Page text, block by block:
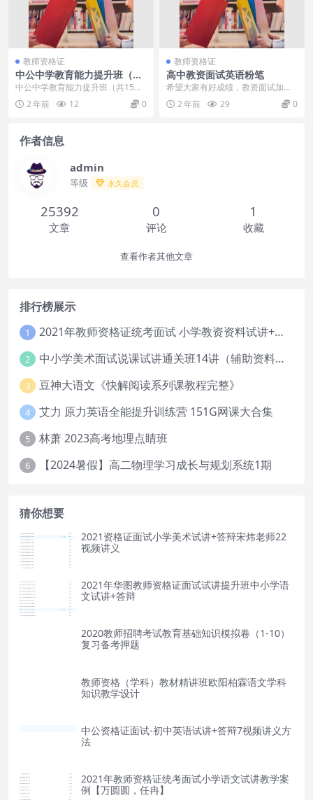
教师资格证
中公中学教育能力提升班（共
15讲）[中学技巧提升班][王安
中公中学教育能力提升班（共15
讲）[中学技巧提升班][王安中][百度
云网盘] 王...
2 年前 12 0
教师资格证
高中教资面试英语粉笔
希望大家有好成绩，教资面试加
油！ 本主题由 大大9986 于 2021-1
2-3...2 年前 29 0
作者信息
admin
等级 永久会员
25392
文章
0
评论
1
收藏
查看作者其他文章
排行榜展示
1 2021年教师资格证统考面试 小学教资资料试讲+答辩
2 中小学美术面试说课试讲通关班14讲（辅助资料第一套）
3 豆神大语文《快解阅读系列课教程完整》
4 艾力 原力英语全能提升训练营 151G网课大合集
5 林萧 2023高考地理点睛班
6 【2024暑假】高二物理学习成长与规划系统1期
猜你想要
2021资格证面试小学美术试讲+答辩宋炜老师22
视频讲义
2021年华图教师资格证面试试讲提升班中小学语
文试讲+答辩
2020教师招聘考试教育基础知识模拟卷（1-10）
复习备考押题
教师资格（学科）教材精讲班欧阳柏霖语文学科
知识教学设计
中公资格证面试-初中英语试讲+答辩7视频讲义方
法
2021年教师资格证统考面试小学语文试讲教学案
例【万圆圆，任冉】